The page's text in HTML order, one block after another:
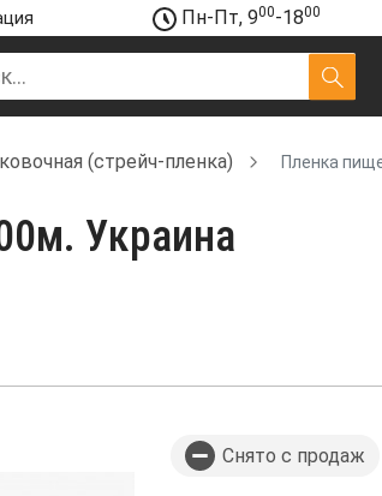
Пн-Пт, 900-1800
(стрейч-пленка) Пленка
Украина
Снято с продаж